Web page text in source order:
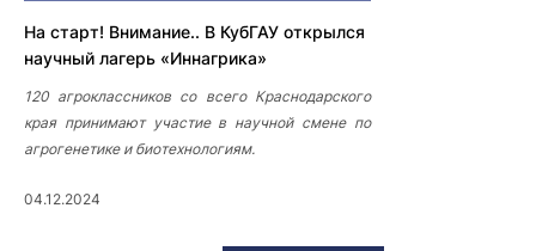
На старт! Внимание.. В КубГАУ открылся
научный лагерь «Иннагрика»
120 агроклассников со всего Краснодарского
края принимают участие в научной смене по
агрогенетике и биотехнологиям.
04.12.2024